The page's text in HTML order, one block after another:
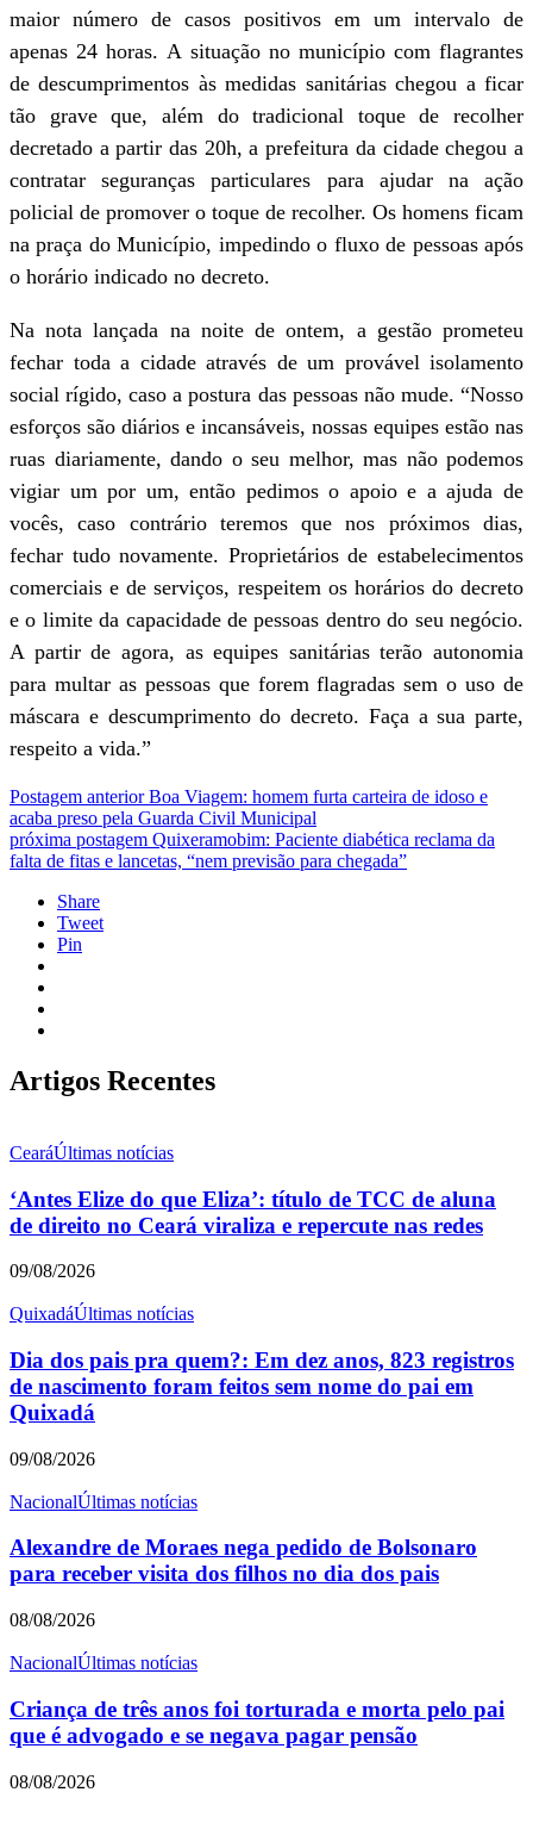
maior número de casos positivos em um intervalo de
apenas 24 horas. A situação no município com flagrantes
de descumprimentos às medidas sanitárias chegou a ficar
tão grave que, além do tradicional toque de recolher
decretado a partir das 20h, a prefeitura da cidade chegou a
contratar seguranças particulares para ajudar na ação
policial de promover o toque de recolher. Os homens ficam
na praça do Município, impedindo o fluxo de pessoas após
o horário indicado no decreto.
Na nota lançada na noite de ontem, a gestão prometeu
fechar toda a cidade através de um provável isolamento
social rígido, caso a postura das pessoas não mude. “Nosso
esforços são diários e incansáveis, nossas equipes estão nas
ruas diariamente, dando o seu melhor, mas não podemos
vigiar um por um, então pedimos o apoio e a ajuda de
vocês, caso contrário teremos que nos próximos dias,
fechar tudo novamente. Proprietários de estabelecimentos
comerciais e de serviços, respeitem os horários do decreto
e o limite da capacidade de pessoas dentro do seu negócio.
A partir de agora, as equipes sanitárias terão autonomia
para multar as pessoas que forem flagradas sem o uso de
máscara e descumprimento do decreto. Faça a sua parte,
respeito a vida.”
Postagem anterior Boa Viagem: homem furta carteira de idoso e
acaba preso pela Guarda Civil Municipal
próxima postagem Quixeramobim: Paciente diabética reclama da
falta de fitas e lancetas, “nem previsão para chegada”
Share
Tweet
Pin
Artigos Recentes
CearáÚltimas notícias
‘Antes Elize do que Eliza’: título de TCC de aluna
de direito no Ceará viraliza e repercute nas redes
09/08/2026
QuixadáÚltimas notícias
Dia dos pais pra quem?: Em dez anos, 823 registros
de nascimento foram feitos sem nome do pai em
Quixadá
09/08/2026
NacionalÚltimas notícias
Alexandre de Moraes nega pedido de Bolsonaro
para receber visita dos filhos no dia dos pais
08/08/2026
NacionalÚltimas notícias
Criança de três anos foi torturada e morta pelo pai
que é advogado e se negava pagar pensão
08/08/2026